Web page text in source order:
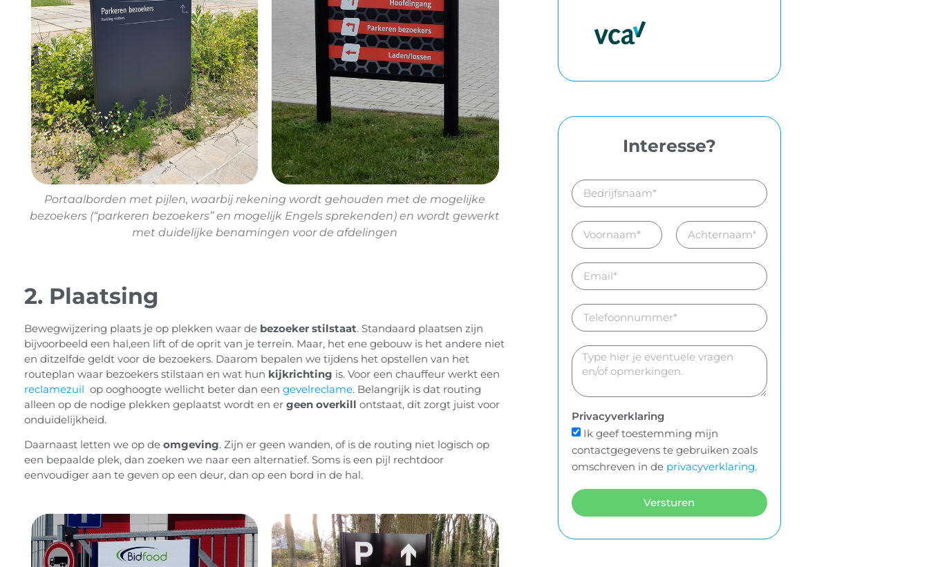
Portaalborden met pijlen, waarbij rekening wordt gehouden met de mogelijke
bezoekers (“parkeren bezoekers” en mogelijk Engels sprekenden) en wordt gewerkt
met duidelijke benamingen voor de afdelingen
2. Plaatsing
Bewegwijzering plaats je op plekken waar de bezoeker stilstaat. Standaard plaatsen zijn
bijvoorbeeld een hal,een lift of de oprit van je terrein. Maar, het ene gebouw is het andere niet
en ditzelfde geldt voor de bezoekers. Daarom bepalen we tijdens het opstellen van het
routeplan waar bezoekers stilstaan en wat hun kijkrichting is. Voor een chauffeur werkt een
reclamezuil op ooghoogte wellicht beter dan een gevelreclame. Belangrijk is dat routing
alleen op de nodige plekken geplaatst wordt en er geen overkill ontstaat, dit zorgt juist voor
onduidelijkheid.
Daarnaast letten we op de omgeving. Zijn er geen wanden, of is de routing niet logisch op
een bepaalde plek, dan zoeken we naar een alternatief. Soms is een pijl rechtdoor
eenvoudiger aan te geven op een deur, dan op een bord in de hal.
Interesse?
Privacyverklaring
Ik geef toestemming mijn
contactgegevens te gebruiken zoals
omschreven in de privacyverklaring.
Versturen